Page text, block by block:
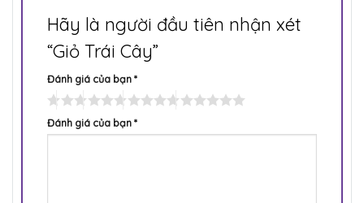
Hãy là người đầu tiên nhận xét
“Giỏ Trái Cây”
Đánh giá của bạn*
Đánh giá của bạn*